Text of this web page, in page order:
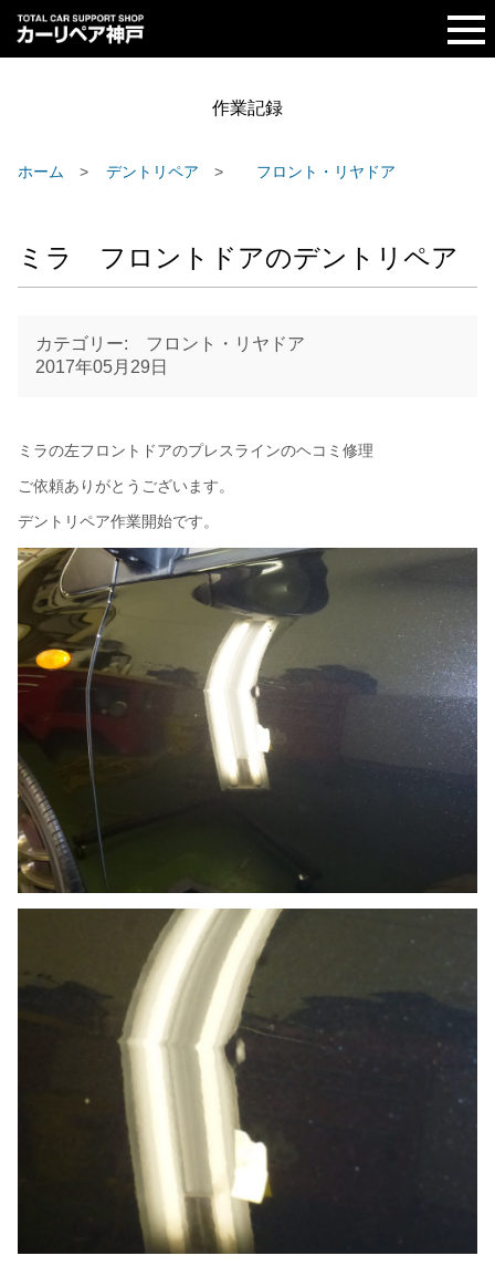
作業記録
ホーム デントリペア フロント・リヤドア
ミラ フロントドアのデントリペア
カテゴリー: フロント・リヤドア
2017年05月29日
ミラの左フロントドアのプレスラインのヘコミ修理
ご依頼ありがとうございます。
デントリペア作業開始です。